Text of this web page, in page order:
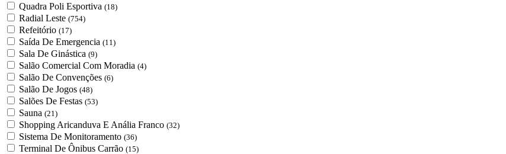
Quadra Poli Esportiva (18)
Radial Leste (754)
Refeitório (17)
Saída De Emergencia (11)
Sala De Ginástica (9)
Salão Comercial Com Moradia (4)
Salão De Convenções (6)
Salão De Jogos (48)
Salões De Festas (53)
Sauna (21)
Shopping Aricanduva E Anália Franco (32)
Sistema De Monitoramento (36)
Terminal De Ônibus Carrão (15)